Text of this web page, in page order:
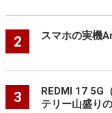
2 スマホの実機
3
REDMI 17 5G
テリー山盛り